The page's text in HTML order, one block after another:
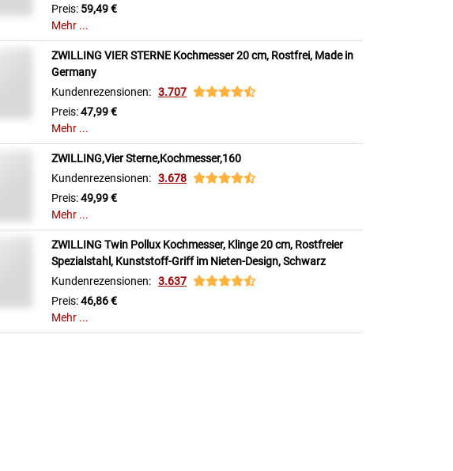
Preis: 59,49 €
Mehr ...
ZWILLING VIER STERNE Kochmesser 20 cm, Rostfrei, Made in
Germany
Kundenrezensionen: 3.707
Preis:47,99 €
Mehr ...
ZWILLING,Vier Sterne,Kochmesser,160
Kundenrezensionen: 3.678
Preis:49,99 €
Mehr ...
ZWILLING Twin Pollux Kochmesser, Klinge 20 cm, Rostfreier
Spezialstahl, Kunststoff-Griff im Nieten-Design, Schwarz
Kundenrezensionen: 3.637
Preis:46,86 €
Mehr ...